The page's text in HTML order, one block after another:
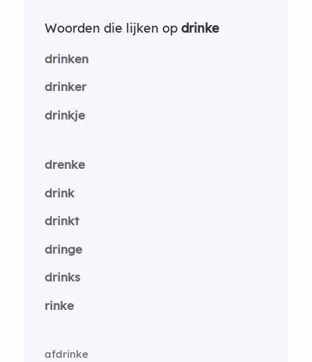
Woorden die lijken op drinke
drinken
drinker
drinkje
drenke
drink
drinkt
dringe
drinks
rinke
afdrinke